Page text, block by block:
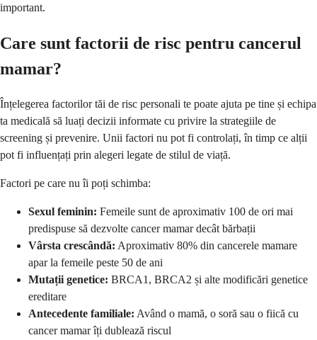
important.
Care sunt factorii de risc pentru cancerul
mamar?
Înțelegerea factorilor tăi de risc personali te poate ajuta pe tine și echipa
ta medicală să luați decizii informate cu privire la strategiile de
screening și prevenire. Unii factori nu pot fi controlați, în timp ce alții
pot fi influențați prin alegeri legate de stilul de viață.
Factori pe care nu îi poți schimba:
Sexul feminin: Femeile sunt de aproximativ 100 de ori mai
predispuse să dezvolte cancer mamar decât bărbații
Vârsta crescândă: Aproximativ 80% din cancerele mamare
apar la femeile peste 50 de ani
Mutații genetice: BRCA1, BRCA2 și alte modificări genetice
ereditare
Antecedente familiale: Având o mamă, o soră sau o fiică cu
cancer mamar îți dublează riscul